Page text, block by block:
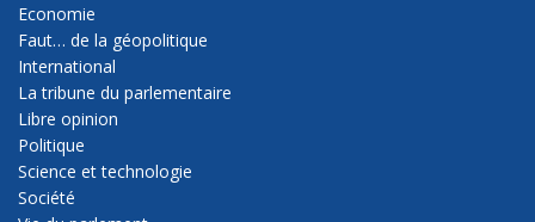
Economie
Faut… de la géopolitique
International
La tribune du parlementaire
Libre opinion
Politique
Science et technologie
Société